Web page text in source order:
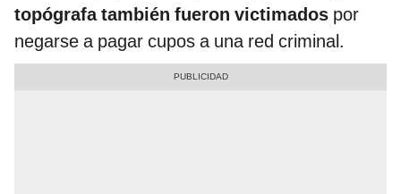
topógrafa también fueron victimados por
negarse a pagar cupos a una red criminal.